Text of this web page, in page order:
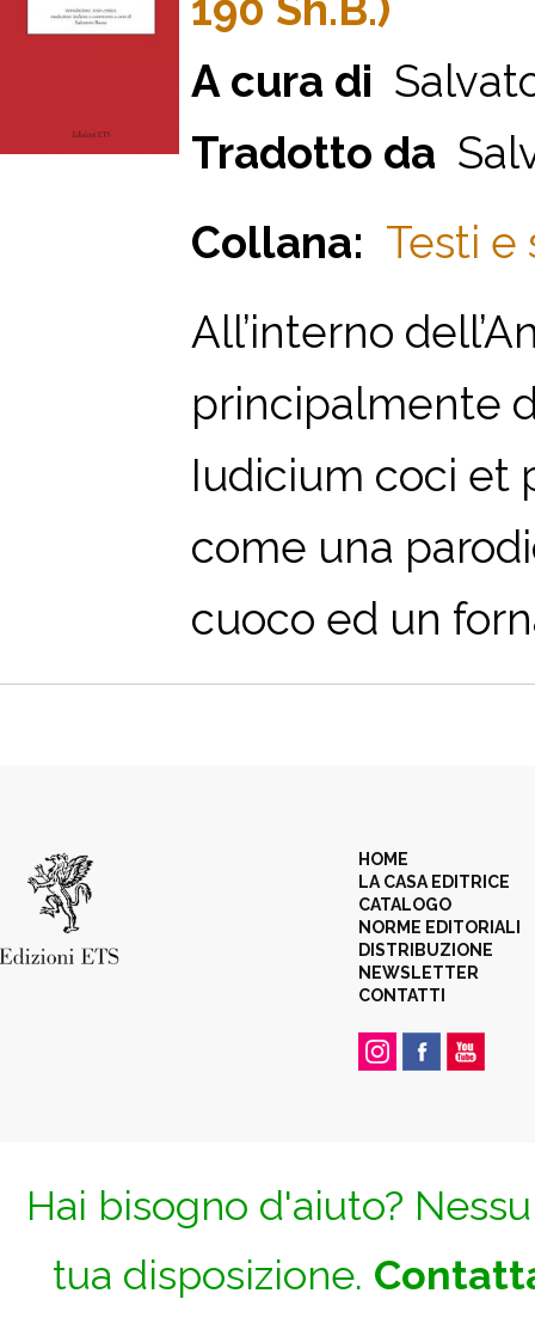
A cura di
Tradotto da
Collana: Testi e
All’interno
principalmente
Iudicium coci et
come una
cuoco ed un
HOME
LA CASA EDITRICE
CATALOGO
NORME EDITORIALI
DISTRIBUZIONE
NEWSLETTER
CONTATTI
Hai bisogno d'aiuto?
tua disposizione.